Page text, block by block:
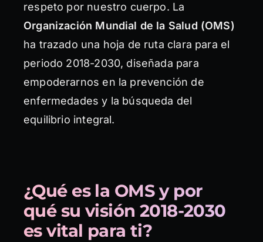
respeto por nuestro cuerpo. La
Organización Mundial de la Salud (OMS)
ha trazado una hoja de ruta clara para el
periodo 2018-2030, diseñada para
empoderarnos en la prevención de
enfermedades y la búsqueda del
equilibrio integral.
¿Qué es la OMS y por
qué su visión 2018-2030
es vital para ti?